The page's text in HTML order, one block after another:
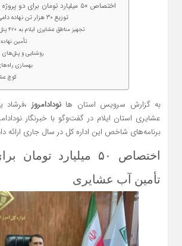
اختصاص ۵۰ میلیارد تومان برای دو پروژه تأمین آب عشایری
توزیع ۳۰ هزار تن نهاده دامی تا پایان سال
تجهیز مناطق عشایری ایلام به 420 پنل خورشیدی
تأمین
روشنایی و
بهسازی
کوچ
به گزارش سرویس استان هانودادامروز،فرشاد
عشایری استان ایلام در گفت‌وگو با خبرنگار
برنامه‌های شاخص این اداره کل در سال جاری ارائه
اختصاص ۵۰ میلیارد
تأمین آب عشایری